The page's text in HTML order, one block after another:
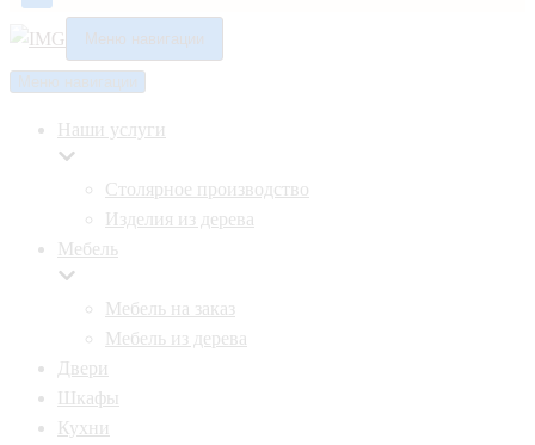
Меню навигации
Наши услуги
Столярное производство
Изделия из дерева
Мебель
Мебель на заказ
Мебель из дерева
Двери
Шкафы
Кухни